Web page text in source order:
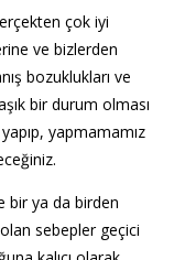
çok iyi
ve bizlerden
bozuklukları ve
bir durum olması
yapmamamız
bir ya da birden
sebepler geçici